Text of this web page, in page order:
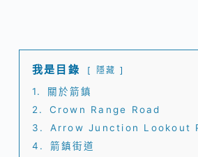
我是目錄 隱藏
1.
關於箭鎮
2.
Crown Range Road
3.
Arrow Junction Lookout
4.
箭鎮街道